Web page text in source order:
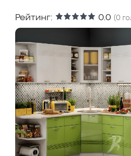
Рейтинг: 0.0 (0